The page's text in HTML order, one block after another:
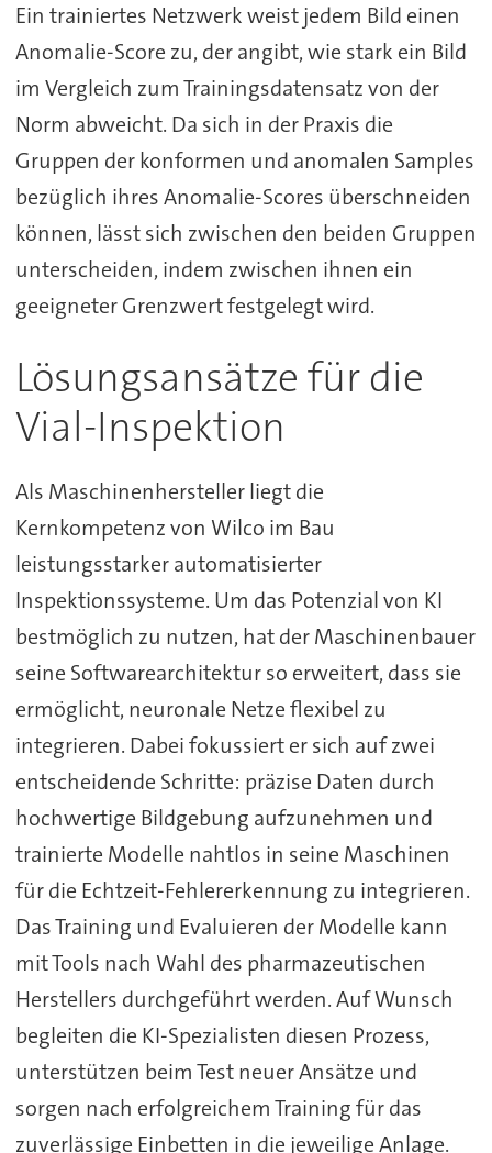
Ein trainiertes Netzwerk weist jedem Bild einen
Anomalie-Score zu, der angibt, wie stark ein Bild
im Vergleich zum Trainingsdatensatz von der
Norm abweicht. Da sich in der Praxis die
Gruppen der konformen und anomalen Samples
bezüglich ihres Anomalie-Scores überschneiden
können, lässt sich zwischen den beiden Gruppen
unterscheiden, indem zwischen ihnen ein
geeigneter Grenzwert festgelegt wird.
Lösungsansätze für die
Vial-Inspektion
Als Maschinenhersteller liegt die
Kernkompetenz von Wilco im Bau
leistungsstarker automatisierter
Inspektionssysteme. Um das Potenzial von KI
bestmöglich zu nutzen, hat der Maschinenbauer
seine Softwarearchitektur so erweitert, dass sie
ermöglicht, neuronale Netze flexibel zu
integrieren. Dabei fokussiert er sich auf zwei
entscheidende Schritte: präzise Daten durch
hochwertige Bildgebung aufzunehmen und
trainierte Modelle nahtlos in seine Maschinen
für die Echtzeit-Fehlererkennung zu integrieren.
Das Training und Evaluieren der Modelle kann
mit Tools nach Wahl des pharmazeutischen
Herstellers durchgeführt werden. Auf Wunsch
begleiten die KI-Spezialisten diesen Prozess,
unterstützen beim Test neuer Ansätze und
sorgen nach erfolgreichem Training für das
zuverlässige Einbetten in die jeweilige Anlage.